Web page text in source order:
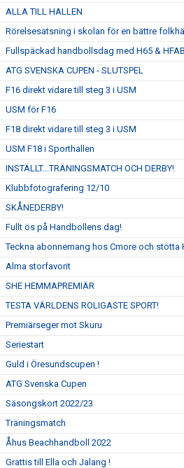
ALLA TILL HALLEN
Rörelsesatsning i skolan för en bättre
Fullspäckad handbollsdag med H65 & HFAB
ATG SVENSKA CUPEN - SLUTSPEL
F16 direkt vidare till steg 3 i USM
USM för F16
F18 direkt vidare till steg 3 i USM
USM F18 i Sporthallen
INSTÄLLT...TRÄNINGSMATCH OCH DERBY!
Klubbfotografering 12/10
SKÅNEDERBY!
Fullt ös på Handbollens dag!
Teckna abonnemang hos Cmore och stötta
Alma storfavorit
SHE HEMMAPREMIÄR
TESTA VÄRLDENS ROLIGASTE SPORT!
Premiärseger mot Skuru
Seriestart
Guld i Öresundscupen !
ATG Svenska Cupen
Säsongskort 2022/23
Träningsmatch
Åhus Beachhandboll 2022
Grattis till Ella och Jalang !